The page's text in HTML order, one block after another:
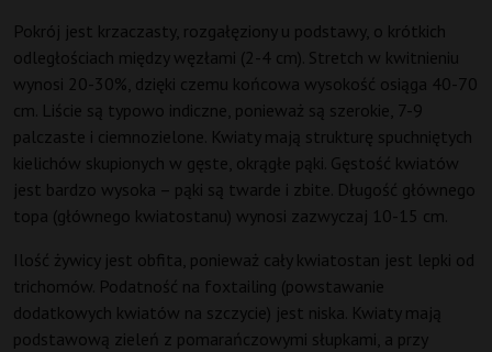
Pokrój jest krzaczasty, rozgałęziony u podstawy, o krótkich
odległościach między węzłami (2-4 cm). Stretch w kwitnieniu
wynosi 20-30%, dzięki czemu końcowa wysokość osiąga 40-70
cm. Liście są typowo indiczne, ponieważ są szerokie, 7-9
palczaste i ciemnozielone. Kwiaty mają strukturę spuchniętych
kielichów skupionych w gęste, okrągłe pąki. Gęstość kwiatów
jest bardzo wysoka – pąki są twarde i zbite. Długość głównego
topa (głównego kwiatostanu) wynosi zazwyczaj 10-15 cm.
Ilość żywicy jest obfita, ponieważ cały kwiatostan jest lepki od
trichomów. Podatność na foxtailing (powstawanie
dodatkowych kwiatów na szczycie) jest niska. Kwiaty mają
podstawową zieleń z pomarańczowymi słupkami, a przy